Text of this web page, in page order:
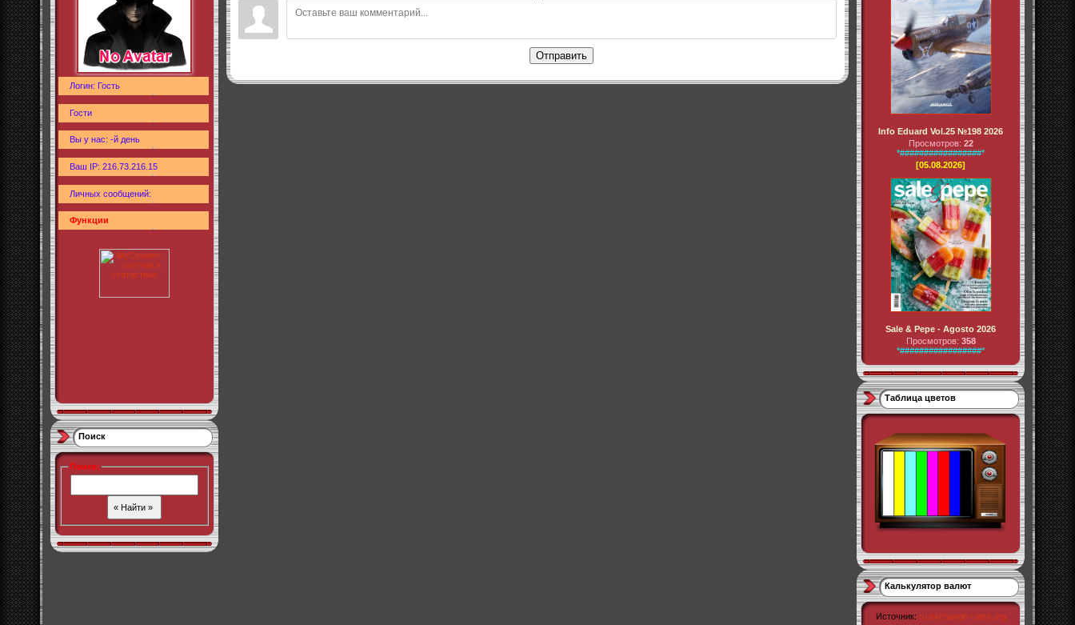
Логин: Гость
Гости
Вы у нас: -й день
Ваш IP: 216.73.216.15
Личных сообщений:
Функции
Поиск
Поиск:
Отправить
Info Eduard Vol.25 №198 2026
Просмотров: 22
*#################*
[05.08.2026]
Sale & Pepe - Agosto 2026
Просмотров: 358
*#################*
Таблица цветов
Калькулятор валют
Источник: ru.exchange-rates.org